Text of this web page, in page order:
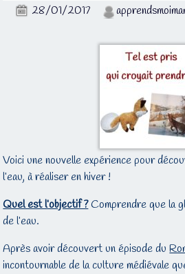
28/01/2017
Voici une nouvelle expérience pour
l’eau, à réaliser en hiver !
Quel est l’objectif ?Comprendre que la
de l’eau.
Après avoir découvert un épisode du
incontournable de la culture médiévale